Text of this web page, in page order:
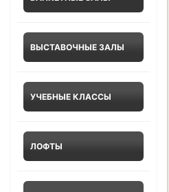
ВЫСТАВОЧНЫЕ ЗАЛЫ
УЧЕБНЫЕ КЛАССЫ
ЛОФТЫ